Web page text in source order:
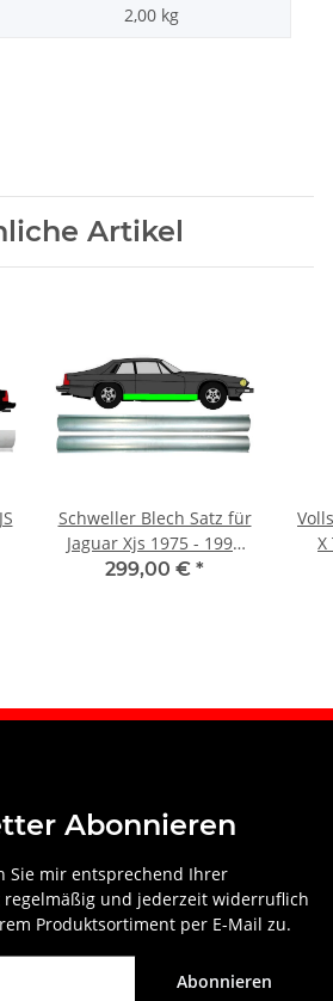
2,00 kg
Artikel
Schweller Blech Satz für
Jaguar Xjs 1975 - 1996
rechts & links
299,00 € *
X
Abonnieren
Sie mir entsprechend Ihrer
regelmäßig und jederzeit widerruflich
Produktsortiment per E-Mail zu.
Abonnieren